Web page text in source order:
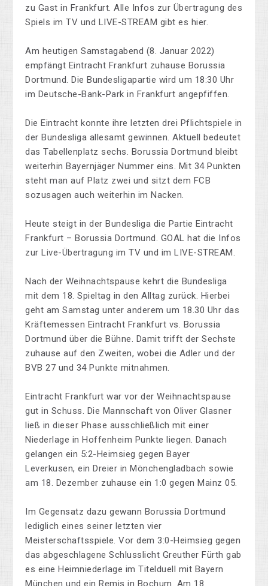
zu Gast in Frankfurt. Alle Infos zur Übertragung des
Spiels im TV und LIVE-STREAM gibt es hier.
Am heutigen Samstagabend (8. Januar 2022)
empfängt Eintracht Frankfurt zuhause Borussia
Dortmund. Die Bundesligapartie wird um 18:30 Uhr
im Deutsche-Bank-Park in Frankfurt angepfiffen.
Die Eintracht konnte ihre letzten drei Pflichtspiele in
der Bundesliga allesamt gewinnen. Aktuell bedeutet
das Tabellenplatz sechs. Borussia Dortmund bleibt
weiterhin Bayernjäger Nummer eins. Mit 34 Punkten
steht man auf Platz zwei und sitzt dem FCB
sozusagen auch weiterhin im Nacken.
Heute steigt in der Bundesliga die Partie Eintracht
Frankfurt – Borussia Dortmund. GOAL hat die Infos
zur Live-Übertragung im TV und im LIVE-STREAM.
Nach der Weihnachtspause kehrt die Bundesliga
mit dem 18. Spieltag in den Alltag zurück. Hierbei
geht am Samstag unter anderem um 18.30 Uhr das
Kräftemessen Eintracht Frankfurt vs. Borussia
Dortmund über die Bühne. Damit trifft der Sechste
zuhause auf den Zweiten, wobei die Adler und der
BVB 27 und 34 Punkte mitnahmen.
Eintracht Frankfurt war vor der Weihnachtspause
gut in Schuss. Die Mannschaft von Oliver Glasner
ließ in dieser Phase ausschließlich mit einer
Niederlage in Hoffenheim Punkte liegen. Danach
gelangen ein 5:2-Heimsieg gegen Bayer
Leverkusen, ein Dreier in Mönchengladbach sowie
am 18. Dezember zuhause ein 1:0 gegen Mainz 05.
Im Gegensatz dazu gewann Borussia Dortmund
lediglich eines seiner letzten vier
Meisterschaftsspiele. Vor dem 3:0-Heimsieg gegen
das abgeschlagene Schlusslicht Greuther Fürth gab
es eine Heimniederlage im Titelduell mit Bayern